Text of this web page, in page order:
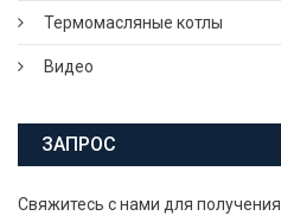
Термомасляные котлы
Видео
ЗАПРОС
Свяжитесь с нами для